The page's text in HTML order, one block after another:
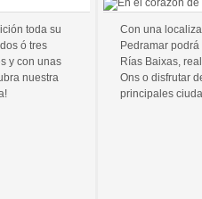
toda su
ó tres
y con unas
nuestra
Con una
Pedramar
Rías Baixas,
Ons o disfrutar
principales